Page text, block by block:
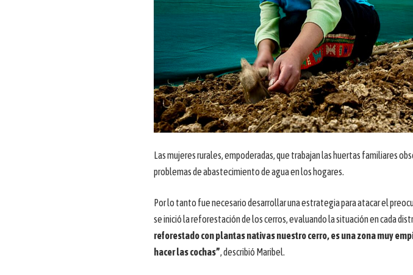
Las mujeres rurales, empoderadas, que trabajan las huertas familiares
problemas de abastecimiento de agua en los hogares.
Por lo tanto fue necesario desarrollar una estrategia para atacar el
se inició la reforestación de los cerros, evaluando la situación en cada
reforestado con plantas nativas nuestro cerro, es una zona muy
hacer las cochas” , describió Maribel.